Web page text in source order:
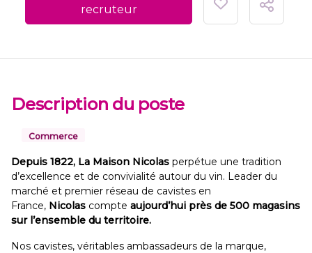
recruteur
Description du poste
Commerce
Depuis 1822, La Maison Nicolas perpétue une tradition
d’excellence et de convivialité autour du vin. Leader du
marché et premier réseau de cavistes en
France, Nicolas compte aujourd’hui près de 500 magasins
sur l’ensemble du territoire.
Nos cavistes, véritables ambassadeurs de la marque,